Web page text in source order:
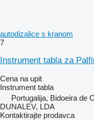
autodizalice s kranom
7
Instrument tabla za
Cena na upit
Instrument tabla
Portugalija, Bidoeira de
DUNALEV, LDA
Kontaktirajte prodavca